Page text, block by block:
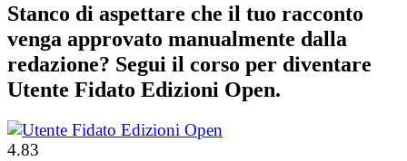
Stanco di aspettare che il tuo racconto
venga approvato manualmente dalla
redazione? Segui il corso per diventare
Utente Fidato Edizioni Open.
4.83